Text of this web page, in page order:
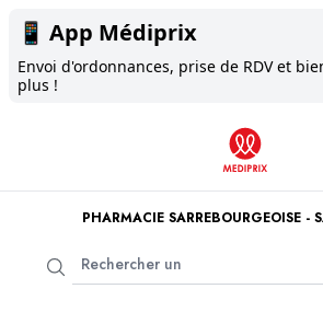
📱 App Médiprix
Envoi d'ordonnances, prise de RDV et
plus !
PHARMACIE SARREBOURGEOISE -